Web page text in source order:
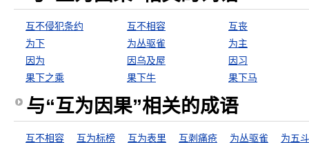
互不侵犯条约 互不相容
互丧
为下
为丛驱雀
为主
因为
因乌及屋
因习
果下之乘
果下牛 果下马
与“互为因果”相关的成语
互不相容 互为标榜 互为表里 互剥痛疮
为丛驱雀